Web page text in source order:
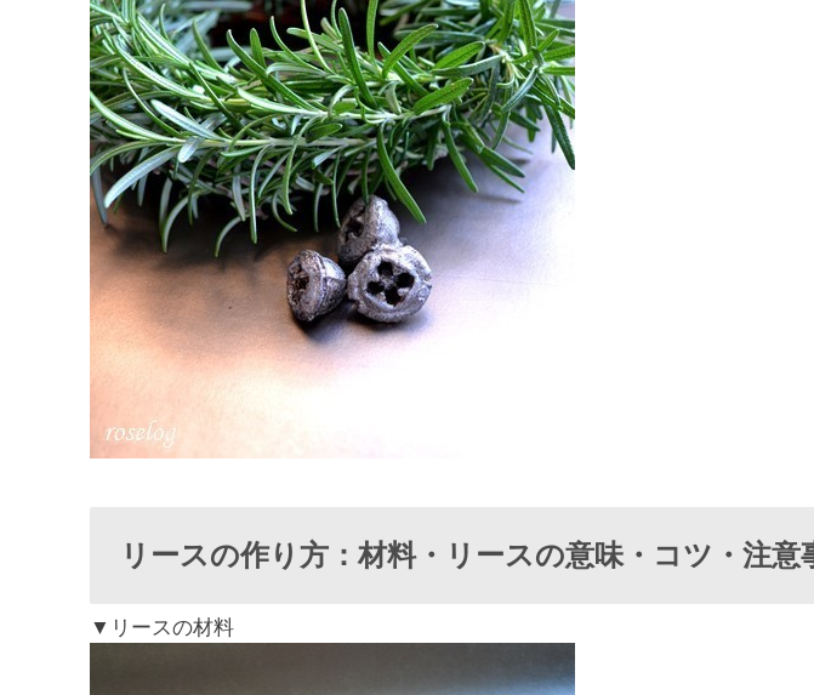
リースの作り方：材料・リースの意味・コツ・注意
▼リースの材料